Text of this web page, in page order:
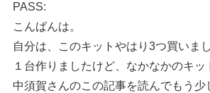
PASS:
こんばんは。
自分は、このキットやはり3つ買いま
１台作りましたけど、なかなかのキッ
中須賀さんのこの記事を読んでもう少